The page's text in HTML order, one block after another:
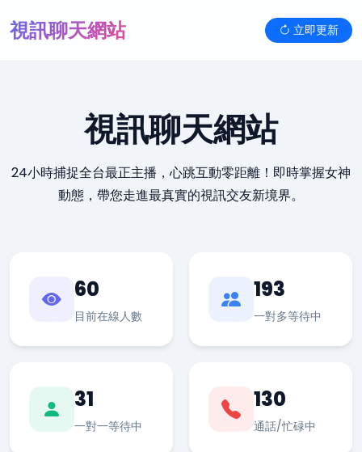
視訊聊天網站 立即更新
視訊聊天網站
24小時捕捉全台最正主播，心跳互動零距離！即時掌握女神
動態，帶您走進最真實的視訊交友新境界。
60
目前在線人數
193
一對多等待中
31
一對一等待中
130
通話/忙碌中